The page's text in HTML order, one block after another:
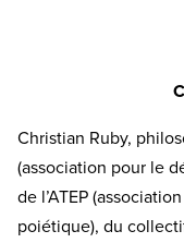
Christian Ruby,
(association pour le
de l’ATEP
poiétique), du